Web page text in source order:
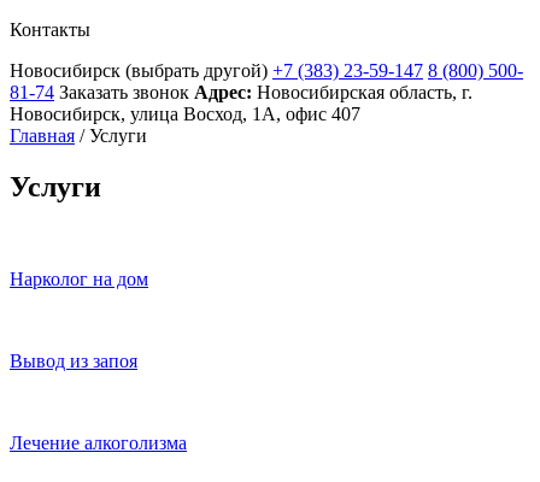
Контакты
Новосибирск (выбрать другой) +7 (383) 23-59-147 8 (800) 500-
81-74 Заказать звонок Адрес: Новосибирская область, г.
Новосибирск, улица Восход, 1А, офис 407
Главная /Услуги
Услуги
Нарколог на дом
Вывод из запоя
Лечение алкоголизма